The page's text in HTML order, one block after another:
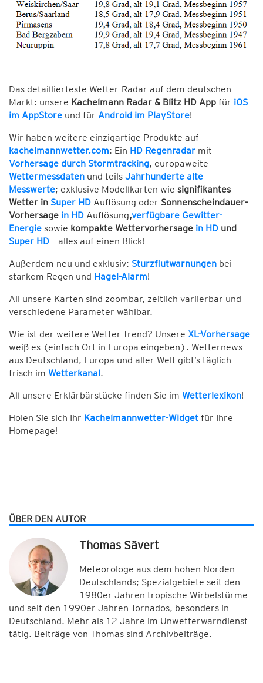
Das detaillierteste Wetter-Radar auf dem deutschen
Markt: unsere Kachelmann Radar & Blitz HD App für iOS
im AppStore und für Android im PlayStore!
Wir haben weitere einzigartige Produkte auf
kachelmannwetter.com: Ein HD Regenradar mit
Vorhersage durch Stormtracking, europaweite
Wettermessdaten und teils Jahrhunderte alte
Messwerte; exklusive Modellkarten wie signifikantes
Wetter in Super HD Auflösung oder Sonnenscheindauer-
Vorhersage in HD Auflösung,verfügbare Gewitter-
Energie sowie kompakte Wettervorhersage in HD und
Super HD – alles auf einen Blick!
Außerdem neu und exklusiv: Sturzflutwarnungen bei
starkem Regen und Hagel-Alarm!
All unsere Karten sind zoombar, zeitlich variierbar und
verschiedene Parameter wählbar.
Wie ist der weitere Wetter-Trend? Unsere XL-Vorhersage
weiß es (einfach Ort in Europa eingeben). Wetternews
aus Deutschland, Europa und aller Welt gibt’s täglich
frisch im Wetterkanal.
All unsere Erklärbärstücke finden Sie im Wetterlexikon!
Holen Sie sich Ihr Kachelmannwetter-Widget für Ihre
Homepage!
ÜBER DEN AUTOR
Thomas Sävert
Meteorologe aus dem hohen Norden
Deutschlands; Spezialgebiete seit den
1980er Jahren tropische Wirbelstürme
und seit den 1990er Jahren Tornados, besonders in
Deutschland. Mehr als 12 Jahre im Unwetterwarndienst
tätig. Beiträge von Thomas sind Archivbeiträge.